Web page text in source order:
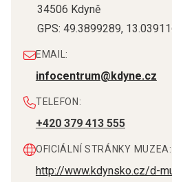
34506 Kdyně
GPS: 49.3899289,
EMAIL:
infocentrum@kdyne.cz
TELEFON:
+420 379 413 555
OFICIÁLNÍ STRÁNKY MUZEA:
http://www.kdynsko.cz/d-